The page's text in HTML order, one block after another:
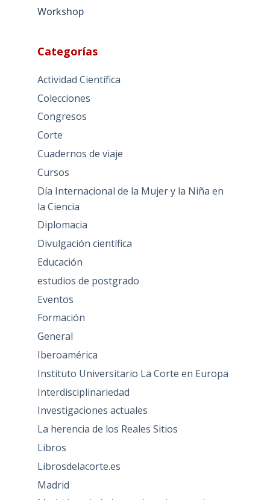
Workshop
Categorías
Actividad Científica
Colecciones
Congresos
Corte
Cuadernos de viaje
Cursos
Día Internacional de la Mujer y la Niña en
la Ciencia
Diplomacia
Divulgación científica
Educación
estudios de postgrado
Eventos
Formación
General
Iberoamérica
Instituto Universitario La Corte en Europa
Interdisciplinariedad
Investigaciones actuales
La herencia de los Reales Sitios
Libros
Librosdelacorte.es
Madrid